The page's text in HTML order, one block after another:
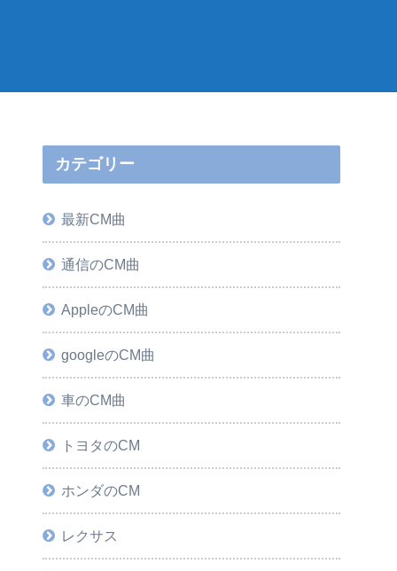
カテゴリー
最新CM曲
通信のCM曲
AppleのCM曲
googleのCM曲
車のCM曲
トヨタのCM
ホンダのCM
レクサス